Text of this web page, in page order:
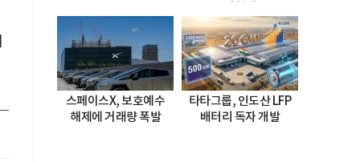
스페이스X, 보호예수
해제에 거래량 폭발
타타그룹, 인도산 LFP
배터리 독자 개발